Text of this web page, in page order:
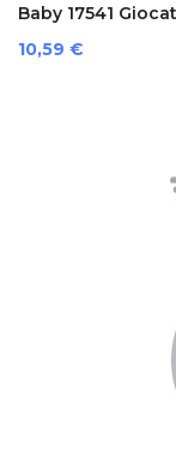
Baby 17541
Prezzo
10,59 €